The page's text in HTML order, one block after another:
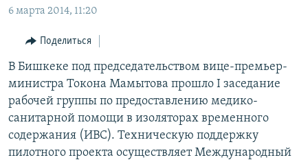
главной
навигации
Вернутся
поиску
ТАДЖИКИСТАН
ҚАЗАҚША
КЫРГЫЗЧА
ЎЗБЕКЧА
ТОҶИКӢ
TÜRKMENÇE
Все сайты РСЕ/РС
6 марта 2014, 11:20
Поделиться
В Бишкеке под председательством вице-премьер-
министра Токона Мамытова прошло I заседание
рабочей группы по предоставлению медико-
санитарной помощи в изоляторах временного
содержания (ИВС). Техническую поддержку
пилотного проекта осуществляет Международный